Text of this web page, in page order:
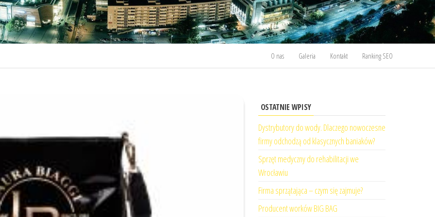
O nas Galeria Kontakt Ranking SEO
OSTATNIE WPISY
Dystrybutory do wody. Dlaczego nowoczesne
firmy odchodzą od klasycznych baniaków?
Sprzęt medyczny do rehabilitacji we
Wrocławiu
Firma sprzątająca – czym się zajmuje?
Producent worków BIG BAG